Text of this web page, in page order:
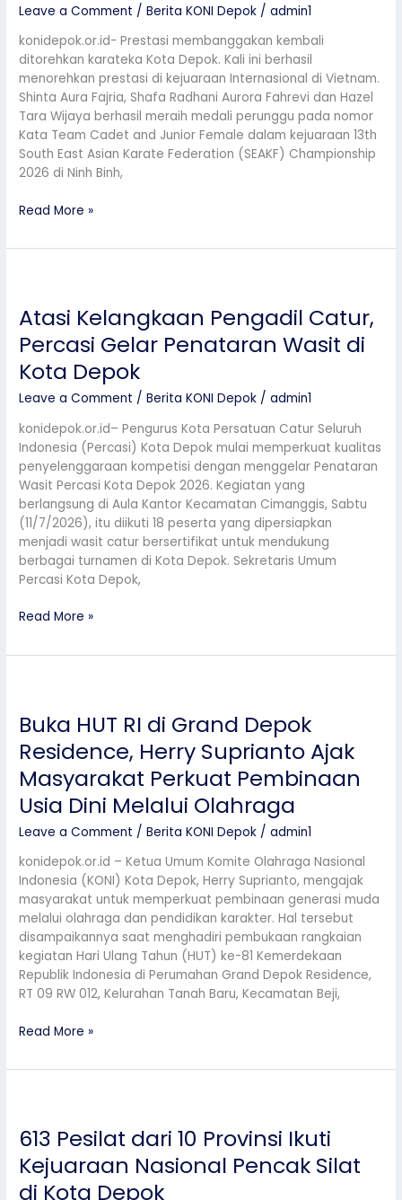
Leave a Comment /Berita KONI Depok /admin1
konidepok.or.id- Prestasi membanggakan kembali
ditorehkan karateka Kota Depok. Kali ini berhasil
menorehkan prestasi di kejuaraan Internasional di Vietnam.
Shinta Aura Fajria, Shafa Radhani Aurora Fahrevi dan Hazel
Tara Wijaya berhasil meraih medali perunggu pada nomor
Kata Team Cadet and Junior Female dalam kejuaraan 13th
South East Asian Karate Federation (SEAKF) Championship
2026 di Ninh Binh,
SEAKF
Championship
2026
di
Vietnam
Read More »
Atasi Kelangkaan Pengadil Catur,
Percasi Gelar Penataran Wasit di
Kota Depok
Leave a Comment /Berita KONI Depok /admin1
konidepok.or.id– Pengurus Kota Persatuan Catur Seluruh
Indonesia (Percasi) Kota Depok mulai memperkuat kualitas
penyelenggaraan kompetisi dengan menggelar Penataran
Wasit Percasi Kota Depok 2026. Kegiatan yang
berlangsung di Aula Kantor Kecamatan Cimanggis, Sabtu
(11/7/2026), itu diikuti 18 peserta yang dipersiapkan
menjadi wasit catur bersertifikat untuk mendukung
berbagai turnamen di Kota Depok. Sekretaris Umum
Percasi Kota Depok,
Pengadil
Percasi
Gelar
Penataran
Wasit
di
Kota
Depok
Read More »
Buka HUT RI di Grand Depok
Residence, Herry Suprianto Ajak
Masyarakat Perkuat Pembinaan
Usia Dini Melalui Olahraga
Leave a Comment /Berita KONI Depok /admin1
konidepok.or.id – Ketua Umum Komite Olahraga Nasional
Indonesia (KONI) Kota Depok, Herry Suprianto, mengajak
masyarakat untuk memperkuat pembinaan generasi muda
melalui olahraga dan pendidikan karakter. Hal tersebut
disampaikannya saat menghadiri pembukaan rangkaian
kegiatan Hari Ulang Tahun (HUT) ke-81 Kemerdekaan
Republik Indonesia di Perumahan Grand Depok Residence,
RT 09 RW 012, Kelurahan Tanah Baru, Kecamatan Beji,
RI
Grand
Depok
Residence,
Herry
Suprianto
Ajak
Masyarakat
Perkuat
Pembinaan
Usia
Dini
Melalui
Olahraga
Read More »
613 Pesilat dari 10 Provinsi Ikuti
Kejuaraan Nasional Pencak Silat
di Kota Depok
dari
Provinsi
Ikuti